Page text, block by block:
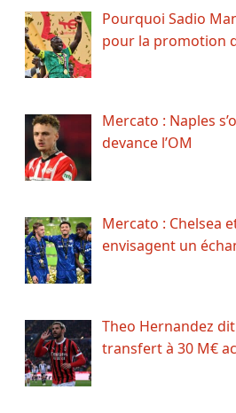
Pourquoi Sadio
pour la promotion
Mercato : Naples
devance l’OM
Mercato : Chelsea
envisagent un
Theo Hernandez
transfert à 30 M€